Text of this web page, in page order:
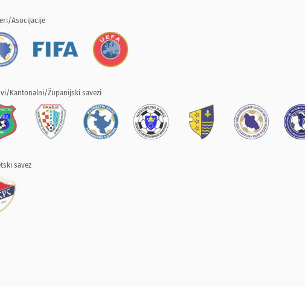
Asocijacije
Kantonalni/Županijski savezi
savez